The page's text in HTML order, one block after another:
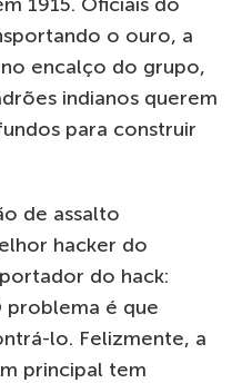
o ouro, a
encalço do grupo,
indianos querem
para construir
de assalto
hacker do
do hack:
problema é que
lo. Felizmente, a
principal tem